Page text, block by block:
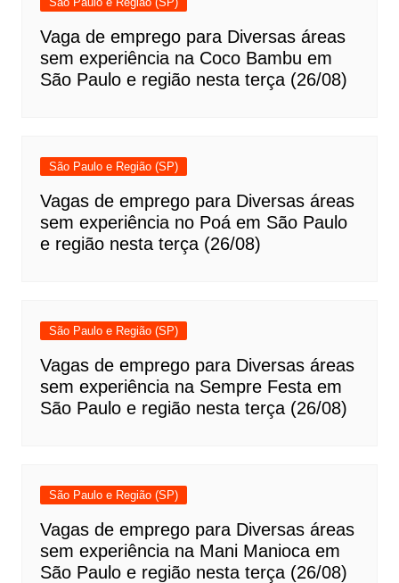
Vaga de emprego para Diversas áreas
sem experiência na Coco Bambu em
São Paulo e região nesta terça (26/08)
São Paulo e Região (SP)
Vagas de emprego para Diversas áreas
sem experiência no Poá em São Paulo
e região nesta terça (26/08)
São Paulo e Região (SP)
Vagas de emprego para Diversas áreas
sem experiência na Sempre Festa em
São Paulo e região nesta terça (26/08)
São Paulo e Região (SP)
Vagas de emprego para Diversas áreas
sem experiência na Mani Manioca em
São Paulo e região nesta terça (26/08)